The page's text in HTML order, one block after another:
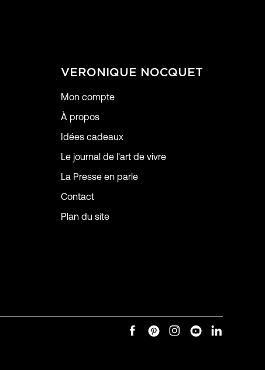
VERONIQUE NOCQUET
Mon compte
À propos
Idées cadeaux
Le journal de l'art de vivre
La Presse en parle
Contact
Plan du site